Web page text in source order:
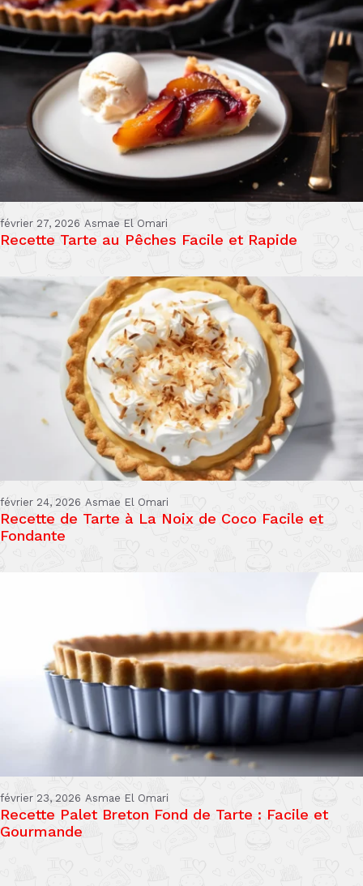
février 27, 2026 Asmae El Omari
Recette Tarte au Pêches Facile et Rapide
février 24, 2026 Asmae El Omari
Recette de Tarte à La Noix de Coco Facile et
Fondante
février 23, 2026 Asmae El Omari
Recette Palet Breton Fond de Tarte : Facile et
Gourmande